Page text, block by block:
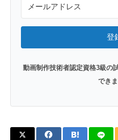
登
動画制作技術者認定資格3級の
できま